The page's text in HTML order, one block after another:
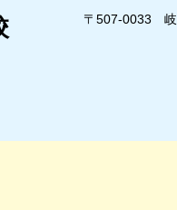
〒507-0033